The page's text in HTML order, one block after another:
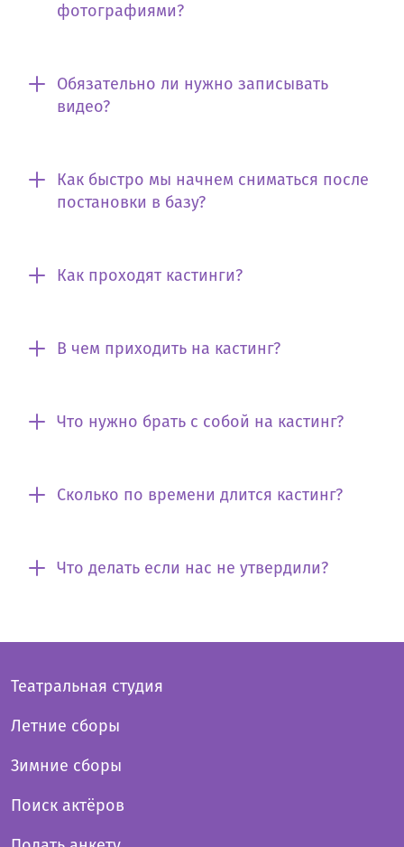
фотографиями?
Обязательно ли нужно записывать
видео?
Как быстро мы начнем сниматься после
постановки в базу?
Как проходят кастинги?
В чем приходить на кастинг?
Что нужно брать с собой на кастинг?
Сколько по времени длится кастинг?
Что делать если нас не утвердили?
Театральная студия
Летние сборы
Зимние сборы
Поиск актёров